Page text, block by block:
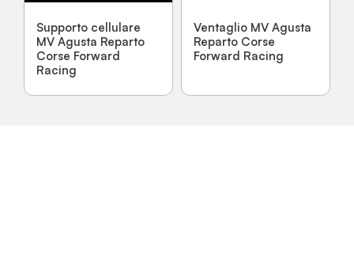
Supporto cellulare
MV Agusta Reparto
Corse Forward
Racing
Ventaglio MV Agusta
Reparto Corse
Forward Racing